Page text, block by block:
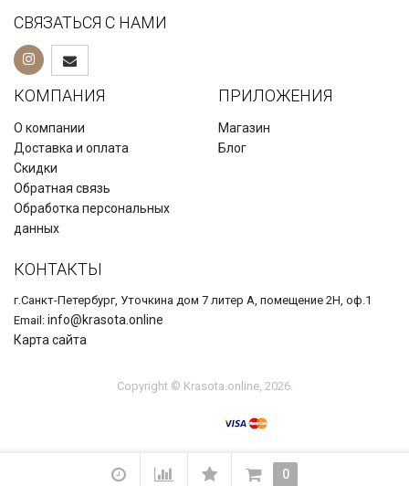
СВЯЗАТЬСЯ С НАМИ
КОМПАНИЯ
О компании
Доставка и оплата
Скидки
Обратная связь
Обработка персональных
данных
ПРИЛОЖЕНИЯ
Магазин
Блог
КОНТАКТЫ
г.Санкт-Петербург, Уточкина дом 7 литер А, помещение 2Н, оф.1
Email: info@krasota.online
Карта сайта
Copyright © Krasota.online, 2026.
0